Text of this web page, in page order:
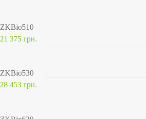
ZKBio510
21 375 грн.
ZKBio530
28 453 грн.